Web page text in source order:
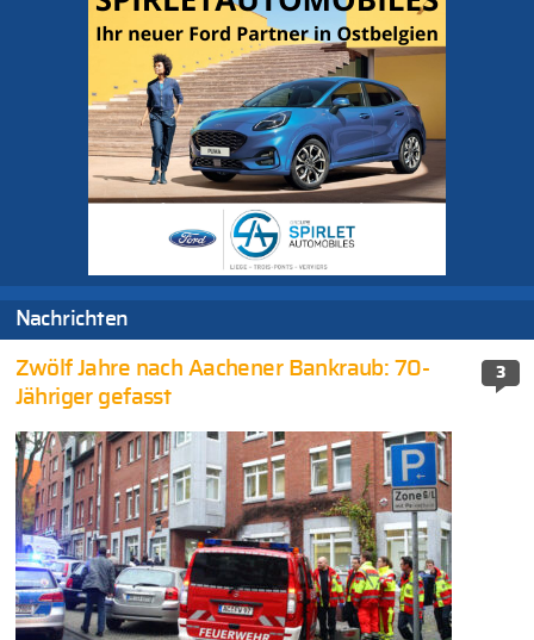
Nachrichten
3
Zwölf Jahre nach Aachener Bankraub: 70-
Jähriger gefasst